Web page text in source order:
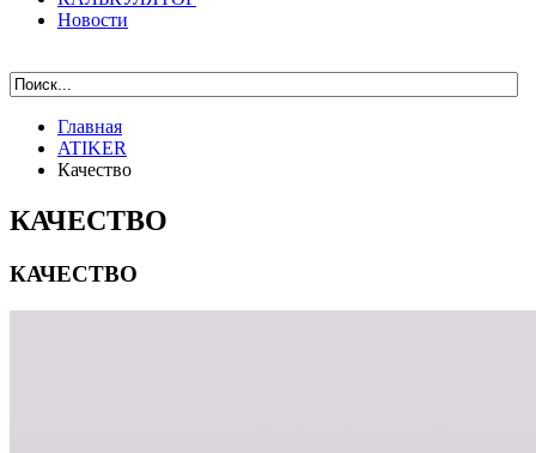
Новости
Главная
ATIKER
Качество
КАЧЕСТВО
КАЧЕСТВО